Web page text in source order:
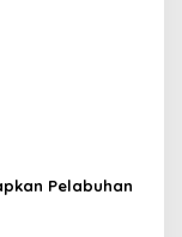
Pelabuhan